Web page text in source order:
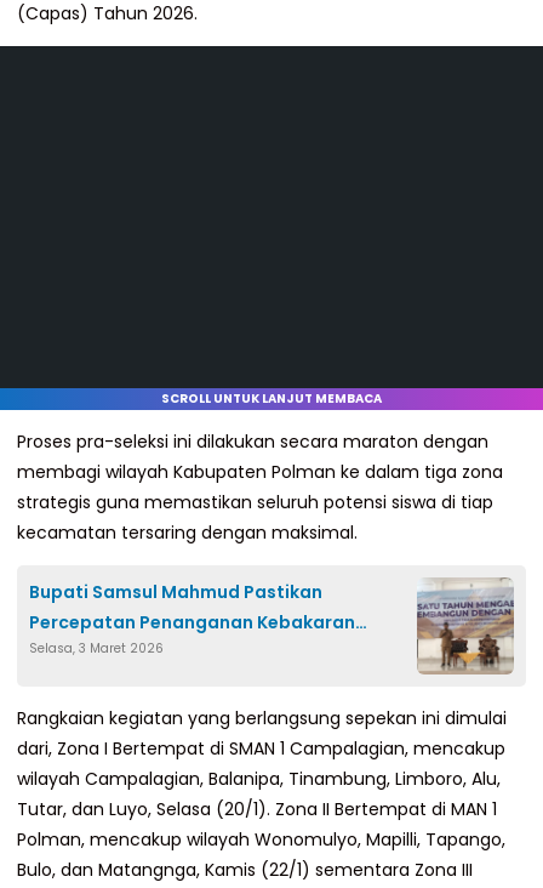
(Capas) Tahun 2026.
SCROLL UNTUK LANJUT MEMBACA
Proses pra-seleksi ini dilakukan secara maraton dengan
membagi wilayah Kabupaten Polman ke dalam tiga zona
strategis guna memastikan seluruh potensi siswa di tiap
kecamatan tersaring dengan maksimal.
Bupati Samsul Mahmud Pastikan
Percepatan Penanganan Kebakaran
Galung Tulu
Selasa, 3 Maret 2026
​Rangkaian kegiatan yang berlangsung sepekan ini dimulai
dari, Zona I Bertempat di SMAN 1 Campalagian, mencakup
wilayah Campalagian, Balanipa, Tinambung, Limboro, Alu,
Tutar, dan Luyo, Selasa (20/1). Zona II Bertempat di MAN 1
Polman, mencakup wilayah Wonomulyo, Mapilli, Tapango,
Bulo, dan Matangnga, Kamis (22/1) sementara Zona III